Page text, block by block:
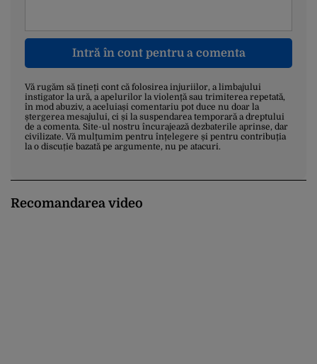
Intră în cont pentru a comenta
Vă rugăm să țineți cont că folosirea injuriilor, a limbajului
instigator la ură, a apelurilor la violență sau trimiterea repetată,
în mod abuziv, a aceluiași comentariu pot duce nu doar la
ștergerea mesajului, ci și la suspendarea temporară a dreptului
de a comenta. Site-ul nostru încurajează dezbaterile aprinse, dar
civilizate. Vă mulțumim pentru înțelegere și pentru contribuția
la o discuție bazată pe argumente, nu pe atacuri.
Recomandarea video